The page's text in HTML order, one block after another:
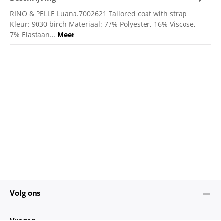
RINO & PELLE Luana.7002621 Tailored coat with strap
Kleur: 9030 birch Materiaal: 77% Polyester, 16% Viscose,
7% Elastaan… Meer
Volg ons